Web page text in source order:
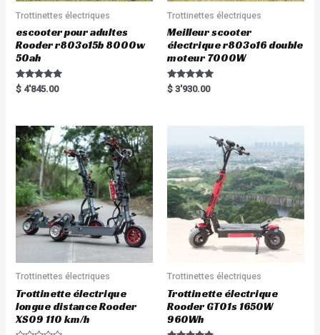
Trottinettes électriques
escooter pour adultes
Rooder r803o15b 8000w
50ah
Rated
5.00
$ 4'845.00
Trottinettes électriques
Meilleur scooter
électrique r803o16 double
moteur 7000W
Rated
5.00
$ 3'930.00
Trottinettes électriques
Trottinette électrique
longue distance Rooder
XS09 110 km/h
Trottinettes électriques
Trottinette électrique
Rooder GT01s 1650W
960Wh